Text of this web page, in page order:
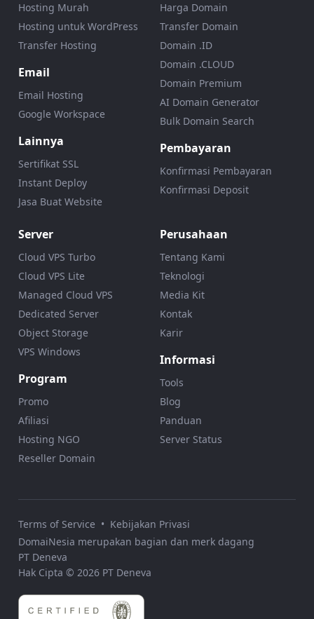
Hosting Murah
Hosting untuk WordPress
Transfer Hosting
Email
Email Hosting
Google Workspace
Lainnya
Sertifikat SSL
Instant Deploy
Jasa Buat Website
Harga Domain
Transfer Domain
Domain .ID
Domain .CLOUD
Domain Premium
AI Domain Generator
Bulk Domain Search
Pembayaran
Konfirmasi Pembayaran
Konfirmasi Deposit
Server
Cloud VPS Turbo
Cloud VPS Lite
Managed Cloud VPS
Dedicated Server
Object Storage
VPS Windows
Program
Promo
Afiliasi
Hosting NGO
Reseller Domain
Perusahaan
Tentang Kami
Teknologi
Media Kit
Kontak
Karir
Informasi
Tools
Blog
Panduan
Server Status
Terms of Service • Kebijakan Privasi
DomaiNesia merupakan bagian dan merk dagang
PT Deneva
Hak Cipta © 2026 PT Deneva